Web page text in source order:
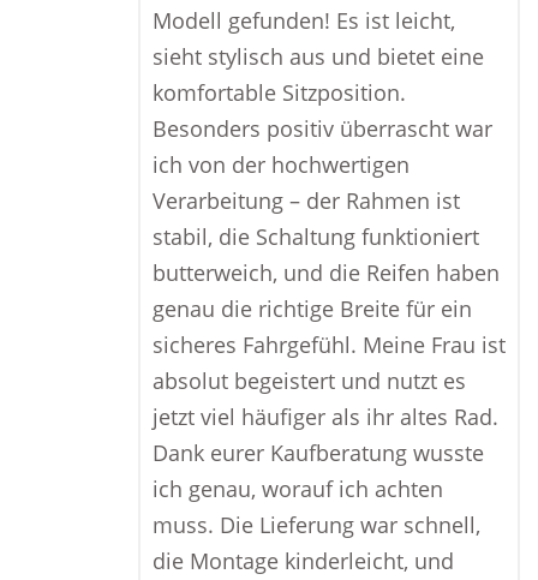
Modell gefunden! Es ist leicht,
sieht stylisch aus und bietet eine
komfortable Sitzposition.
Besonders positiv überrascht war
ich von der hochwertigen
Verarbeitung – der Rahmen ist
stabil, die Schaltung funktioniert
butterweich, und die Reifen haben
genau die richtige Breite für ein
sicheres Fahrgefühl. Meine Frau ist
absolut begeistert und nutzt es
jetzt viel häufiger als ihr altes Rad.
Dank eurer Kaufberatung wusste
ich genau, worauf ich achten
muss. Die Lieferung war schnell,
die Montage kinderleicht, und